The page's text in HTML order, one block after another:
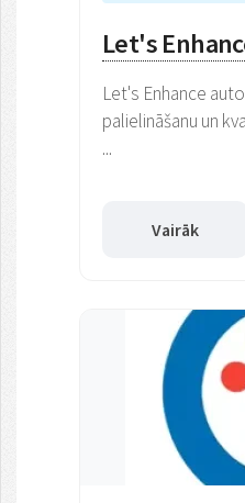
Let's
Let's Enhance
palielināšanu un
...
Vairāk